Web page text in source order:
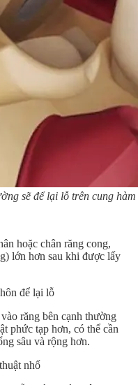
sẽ để lại lỗ trên cung hàm
hoặc chân răng cong,
lớn hơn sau khi được lấy
để lại lỗ
răng bên cạnh thường
phức tạp hơn, có thể cần
sâu và rộng hơn.
nhổ